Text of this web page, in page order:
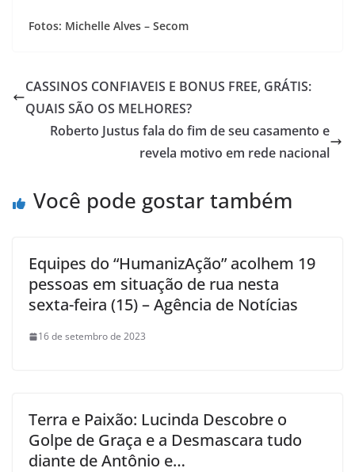
Fotos: Michelle Alves – Secom
CASSINOS CONFIAVEIS E BONUS FREE, GRÁTIS:
QUAIS SÃO OS MELHORES?
Roberto Justus fala do fim de seu casamento e
revela motivo em rede nacional
Você pode gostar também
Equipes do “HumanizAção” acolhem 19
pessoas em situação de rua nesta
sexta-feira (15) – Agência de Notícias
16 de setembro de 2023
Terra e Paixão: Lucinda Descobre o
Golpe de Graça e a Desmascara tudo
diante de Antônio e…